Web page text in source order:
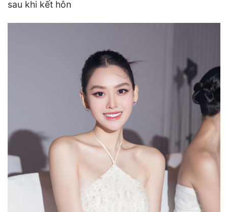
sau khi kết hôn